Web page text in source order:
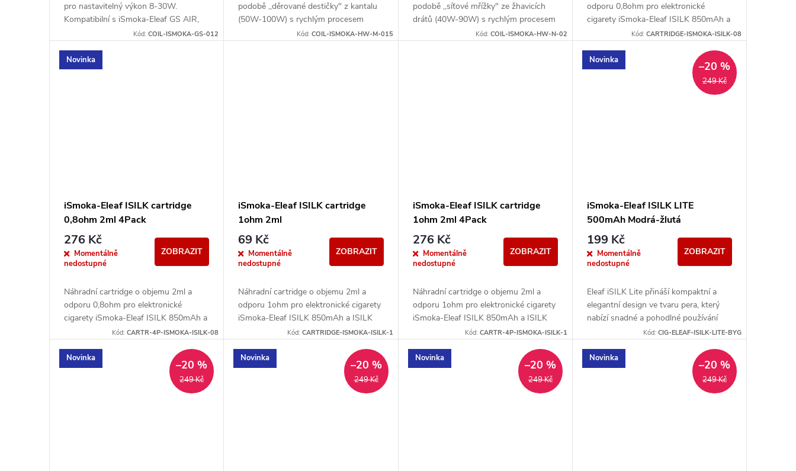
pro nastavitelný výkon 8-30W.
Kompatibilní s iSmoka-Eleaf GS AIR,
GS AIR 2 a GS Tank.Kód:COIL-ISMOKA-GS-012
podobě ,,děrované destičky" z kantalu
(50W-100W) s rychlým procesem
rozžhavení a velkou tvorbou páry.
Kód: COIL-ISMOKA-HW-M-015
podobě ,,síťové mřížky" ze žhavicích
drátů (40W-90W) s rychlým procesem
rozžhavení a velkou tvorbou páry.
Kód: COIL-ISMOKA-HW-N-02
odporu 0,8ohm pro elektronické
cigarety iSmoka-Eleaf ISILK 850mAh a
ISILK LITE 500mAh.
Kód: CARTRIDGE-ISMOKA-ISILK-08
Novinka
iSmoka-Eleaf ISILK cartridge
0,8ohm 2ml 4Pack
276 Kč
Momentálně
nedostupné
ZOBRAZIT
Náhradní cartridge o objemu 2ml a
odporu 0,8ohm pro elektronické
cigarety iSmoka-Eleaf ISILK 850mAh a
ISILK LITE 500mAh. Obsah balení 4ks.
Kód:CARTR-4P-ISMOKA-ISILK-08
iSmoka-Eleaf ISILK cartridge
1ohm 2ml
69 Kč
Momentálně
nedostupné
ZOBRAZIT
Náhradní cartridge o objemu 2ml a
odporu 1ohm pro elektronické cigarety
iSmoka-Eleaf ISILK 850mAh a ISILK
LITE 500mAh.Kód: CARTRIDGE-ISMOKA-ISILK-1
iSmoka-Eleaf ISILK cartridge
1ohm 2ml 4Pack
276 Kč
Momentálně
nedostupné
ZOBRAZIT
Náhradní cartridge o objemu 2ml a
odporu 1ohm pro elektronické cigarety
iSmoka-Eleaf ISILK 850mAh a ISILK
LITE 500mAh. Obsah balení 4ks.
Kód: CARTR-4P-ISMOKA-ISILK-1
Novinka
249 Kč
–20 %
iSmoka-Eleaf ISILK LITE
500mAh Modrá-žlutá
199 Kč
Momentálně
nedostupné
ZOBRAZIT
Eleaf iSILK Lite přináší kompaktní a
elegantní design ve tvaru pera, který
nabízí snadné a pohodlné používání
pro každodenní vaping. Kompatibilní s...
Kód: CIG-ELEAF-ISILK-LITE-BYG
Novinka
249 Kč
–20 % Novinka
249 Kč
–20 % Novinka
249 Kč
–20 % Novinka
249 Kč
–20 %